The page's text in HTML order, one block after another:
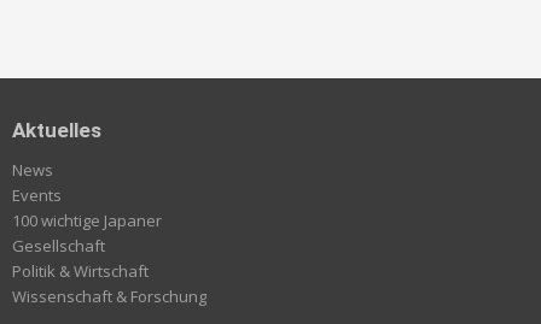
Aktuelles
News
Events
100 wichtige Japaner
Gesellschaft
Politik & Wirtschaft
Wissenschaft & Forschung